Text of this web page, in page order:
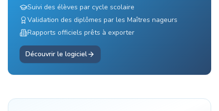
Suivi des élèves par cycle scolaire
Validation des diplômes par les Maîtres nageurs
Rapports officiels prêts à exporter
Découvrir le logiciel